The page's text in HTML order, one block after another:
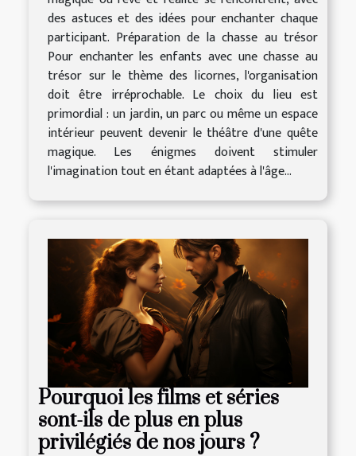
des astuces et des idées pour enchanter chaque
participant. Préparation de la chasse au trésor
Pour enchanter les enfants avec une chasse au
trésor sur le thème des licornes, l'organisation
doit être irréprochable. Le choix du lieu est
primordial : un jardin, un parc ou même un espace
intérieur peuvent devenir le théâtre d'une quête
magique. Les énigmes doivent stimuler
l'imagination tout en étant adaptées à l'âge...
Pourquoi les films et séries
sont-ils de plus en plus
privilégiés de nos jours ?